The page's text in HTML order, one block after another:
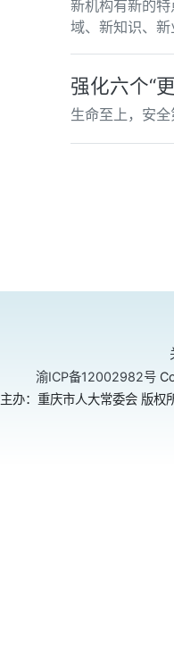
新机构有新的
域、新知识、
强化六个“
生命至上，安
渝ICP备12002982号
主办：重庆市人大常委会 版